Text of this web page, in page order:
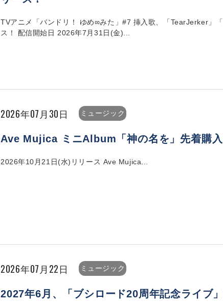
TVアニメ「バンドリ！ ゆめ∞みた」#7 挿入歌、「TearJerker」
ス！ 配信開始日 2026年7月31日(金)...
2026年07月30日 ミュージック
Ave Mujica ミニAlbum「神の名を」先着購
2026年10月21日(水)リリース Ave Mujica...
2026年07月22日 ミュージック
2027年6月、「ブシロード20周年記念ライブ」